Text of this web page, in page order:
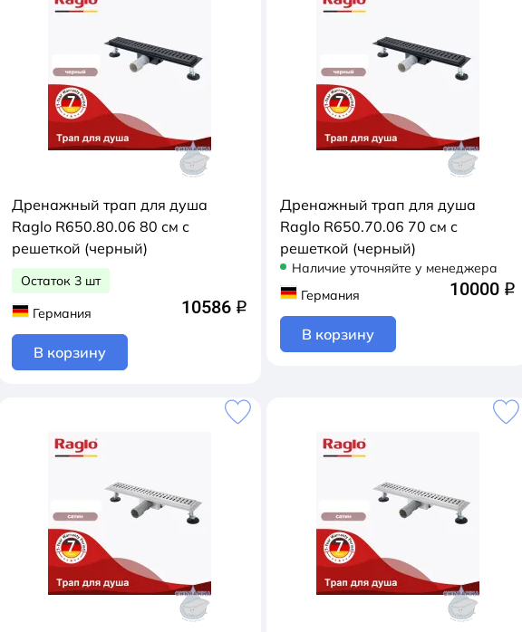
Дренажный трап для душа
Raglo R650.80.06 80 см с
решеткой (черный)
Остаток 3 шт
Германия
10586 q
В корзину
Дренажный трап для душа
Raglo R650.70.06 70 см с
решеткой (черный)
Наличие уточняйте у менеджера
Германия
10000 q
В корзину